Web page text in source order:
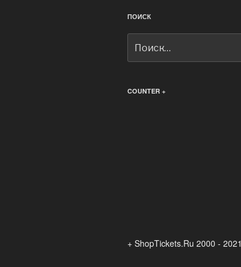
ПОИСК
COUNTER +
+ ShopTickets.Ru 2000 - 2021